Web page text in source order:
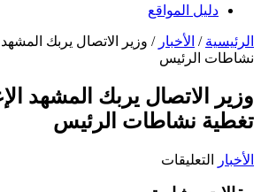
دليل المواقع
الرئيسية / الأخبار / وزير الاتصال يربك
نشاطات الرئيس
وزير الاتصال يربك المشهد
تغطية نشاطات الرئيس
الأخبار التعليقات